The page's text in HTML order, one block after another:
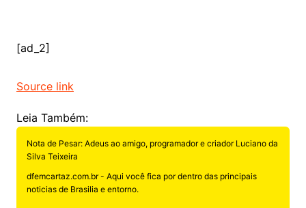
[ad_2]
Source link
Leia Também:
Nota de Pesar: Adeus ao amigo, programador e criador Luciano da
Silva Teixeira
dfemcartaz.com.br - Aqui você fica por dentro das principais
noticias de Brasilia e entorno.